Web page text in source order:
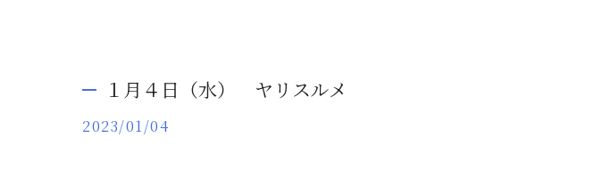
１月４日（水） ヤリスルメ
2023/01/04